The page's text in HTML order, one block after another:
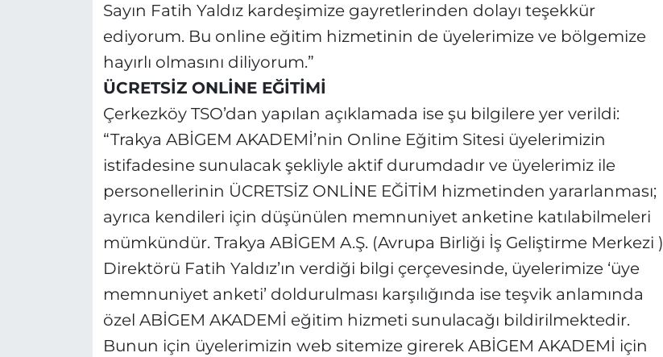
Sayın Fatih Yaldız kardeşimize gayretlerinden dolayı teşekkür
ediyorum. Bu online eğitim hizmetinin de üyelerimize ve bölgemize
hayırlı olmasını diliyorum.”
ÜCRETSİZ ONLİNE EĞİTİMİ
Çerkezköy TSO’dan yapılan açıklamada ise şu bilgilere yer verildi:
“Trakya ABİGEM AKADEMİ’nin Online Eğitim Sitesi üyelerimizin
istifadesine sunulacak şekliyle aktif durumdadır ve üyelerimiz ile
personellerinin ÜCRETSİZ ONLİNE EĞİTİM hizmetinden yararlanması;
ayrıca kendileri için düşünülen memnuniyet anketine katılabilmeleri
mümkündür. Trakya ABİGEM A.Ş. (Avrupa Birliği İş Geliştirme Merkezi )
Direktörü Fatih Yaldız’ın verdiği bilgi çerçevesinde, üyelerimize ‘üye
memnuniyet anketi’ doldurulması karşılığında ise teşvik anlamında
özel ABİGEM AKADEMİ eğitim hizmeti sunulacağı bildirilmektedir.
Bunun için üyelerimizin web sitemize girerek ABİGEM AKADEMİ için